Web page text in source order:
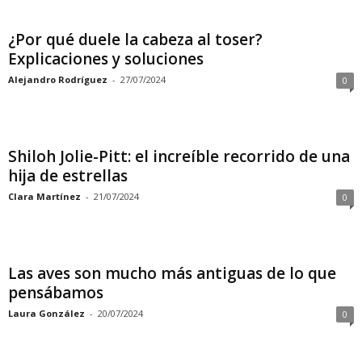
¿Por qué duele la cabeza al toser?
Explicaciones y soluciones
Alejandro Rodríguez - 27/07/2024 0
Shiloh Jolie-Pitt: el increíble recorrido de una
hija de estrellas
Clara Martínez - 21/07/2024 0
Las aves son mucho más antiguas de lo que
pensábamos
Laura González - 20/07/2024 0